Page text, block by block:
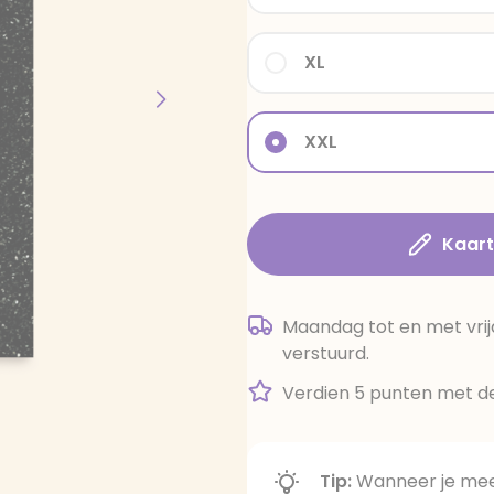
XXL
XL
Maandag tot en met
verstuurd.
Verdien 5 punten met
Tip:Wanneer je